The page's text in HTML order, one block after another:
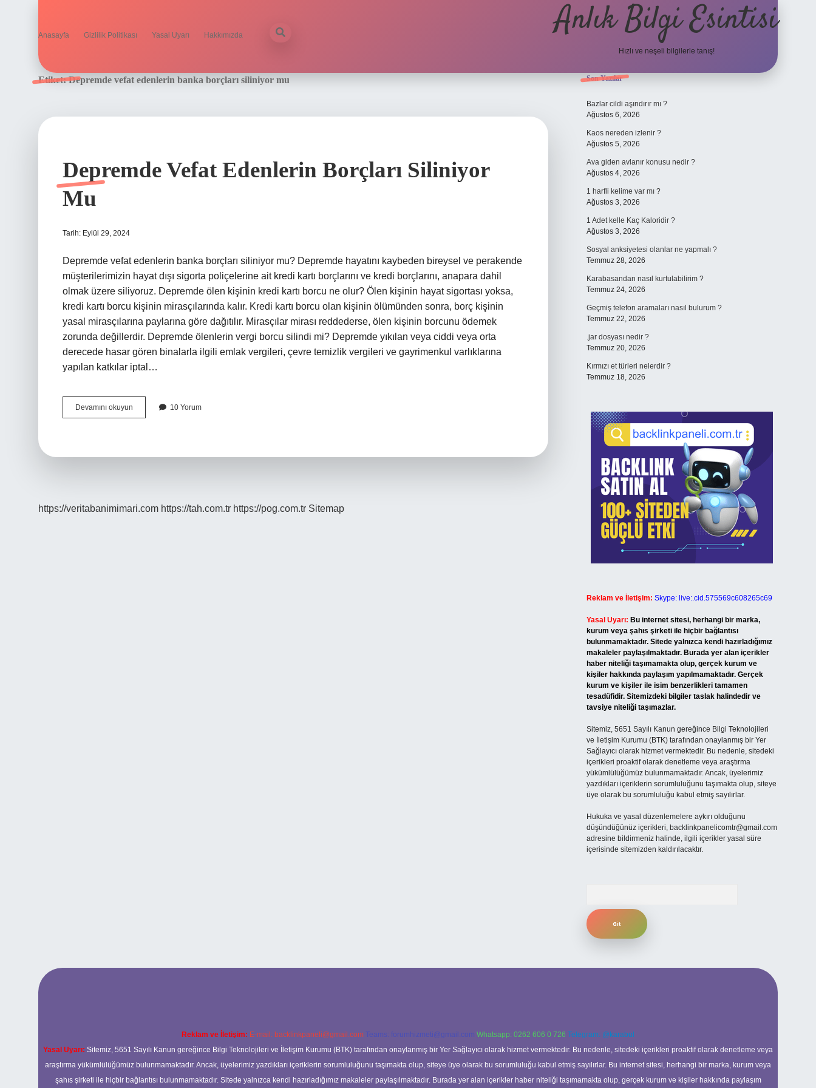
Anasayfa Gizlilik Politikası Yasal Uyarı Hakkımızda Anlık Bilgi Esintisi
Hızlı ve neşeli bilgilerle tanış!
Etiket:Depremde vefat edenlerin banka borçları siliniyor mu
Depremde Vefat Edenlerin Borçları Siliniyor
Mu
Tarih: Eylül 29, 2024
Depremde vefat edenlerin banka borçları siliniyor mu? Depremde hayatını kaybeden bireysel ve perakende
müşterilerimizin hayat dışı sigorta poliçelerine ait kredi kartı borçlarını ve kredi borçlarını, anapara dahil
olmak üzere siliyoruz. Depremde ölen kişinin kredi kartı borcu ne olur? Ölen kişinin hayat sigortası yoksa,
kredi kartı borcu kişinin mirasçılarında kalır. Kredi kartı borcu olan kişinin ölümünden sonra, borç kişinin
yasal mirasçılarına paylarına göre dağıtılır. Mirasçılar mirası reddederse, ölen kişinin borcunu ödemek
zorunda değillerdir. Depremde ölenlerin vergi borcu silindi mi? Depremde yıkılan veya ciddi veya orta
derecede hasar gören binalarla ilgili emlak vergileri, çevre temizlik vergileri ve gayrimenkul varlıklarına
yapılan katkılar iptal…
Devamını okuyun Depremde
Vefat
10 Yorum
https://veritabanimimari.com https://tah.com.tr https://pog.com.tr Sitemap
Sidebar
Son Yazılar
Bazlar cildi aşındırır mı ?
Ağustos 6, 2026
Kaos nereden izlenir ?
Ağustos 5, 2026
Ava giden avlanır konusu nedir ?
Ağustos 4, 2026
1 harfli kelime var mı ?
Ağustos 3, 2026
1 Adet kelle Kaç Kaloridir ?
Ağustos 3, 2026
Sosyal anksiyetesi olanlar ne yapmalı ?
Temmuz 28, 2026
Karabasandan nasıl kurtulabilirim ?
Temmuz 24, 2026
Geçmiş telefon aramaları nasıl bulurum ?
Temmuz 22, 2026
.jar dosyası nedir ?
Temmuz 20, 2026
Kırmızı et türleri nelerdir ?
Temmuz 18, 2026
Reklam ve İletişim: Skype: live:.cid.575569c608265c69
Yasal Uyarı: Bu internet sitesi, herhangi bir marka,
kurum veya şahıs şirketi ile hiçbir bağlantısı
bulunmamaktadır. Sitede yalnızca kendi hazırladığımız
makaleler paylaşılmaktadır. Burada yer alan içerikler
haber niteliği taşımamakta olup, gerçek kurum ve
kişiler hakkında paylaşım yapılmamaktadır. Gerçek
kurum ve kişiler ile isim benzerlikleri tamamen
tesadüfidir. Sitemizdeki bilgiler taslak halindedir ve
tavsiye niteliği taşımazlar.
Sitemiz, 5651 Sayılı Kanun gereğince Bilgi Teknolojileri
ve İletişim Kurumu (BTK) tarafından onaylanmış bir Yer
Sağlayıcı olarak hizmet vermektedir. Bu nedenle, sitedeki
içerikleri proaktif olarak denetleme veya araştırma
yükümlülüğümüz bulunmamaktadır. Ancak, üyelerimiz
yazdıkları içeriklerin sorumluluğunu taşımakta olup, siteye
üye olarak bu sorumluluğu kabul etmiş sayılırlar.
Hukuka ve yasal düzenlemelere aykırı olduğunu
düşündüğünüz içerikleri, backlinkpanelicomtr@gmail.com
adresine bildirmeniz halinde, ilgili içerikler yasal süre
içerisinde sitemizden kaldırılacaktır.
Reklam ve İletişim: E-mail: backlinkpaneli@gmail.com Teams: forumhizmeti@gmail.com Whatsapp: 0262 606 0 726 Telegram: @karabul
Yasal Uyarı: Sitemiz, 5651 Sayılı Kanun gereğince Bilgi Teknolojileri ve İletişim Kurumu (BTK) tarafından onaylanmış bir Yer Sağlayıcı olarak hizmet vermektedir. Bu nedenle, sitedeki içerikleri proaktif olarak denetleme veya
araştırma yükümlülüğümüz bulunmamaktadır. Ancak, üyelerimiz yazdıkları içeriklerin sorumluluğunu taşımakta olup, siteye üye olarak bu sorumluluğu kabul etmiş sayılırlar. Bu internet sitesi, herhangi bir marka, kurum veya
şahıs şirketi ile hiçbir bağlantısı bulunmamaktadır. Sitede yalnızca kendi hazırladığımız makaleler paylaşılmaktadır. Burada yer alan içerikler haber niteliği taşımamakta olup, gerçek kurum ve kişiler hakkında paylaşım